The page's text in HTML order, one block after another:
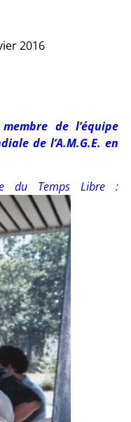
2016
de l’équipe
de l’A.M.G.E. en
du Temps Libre :